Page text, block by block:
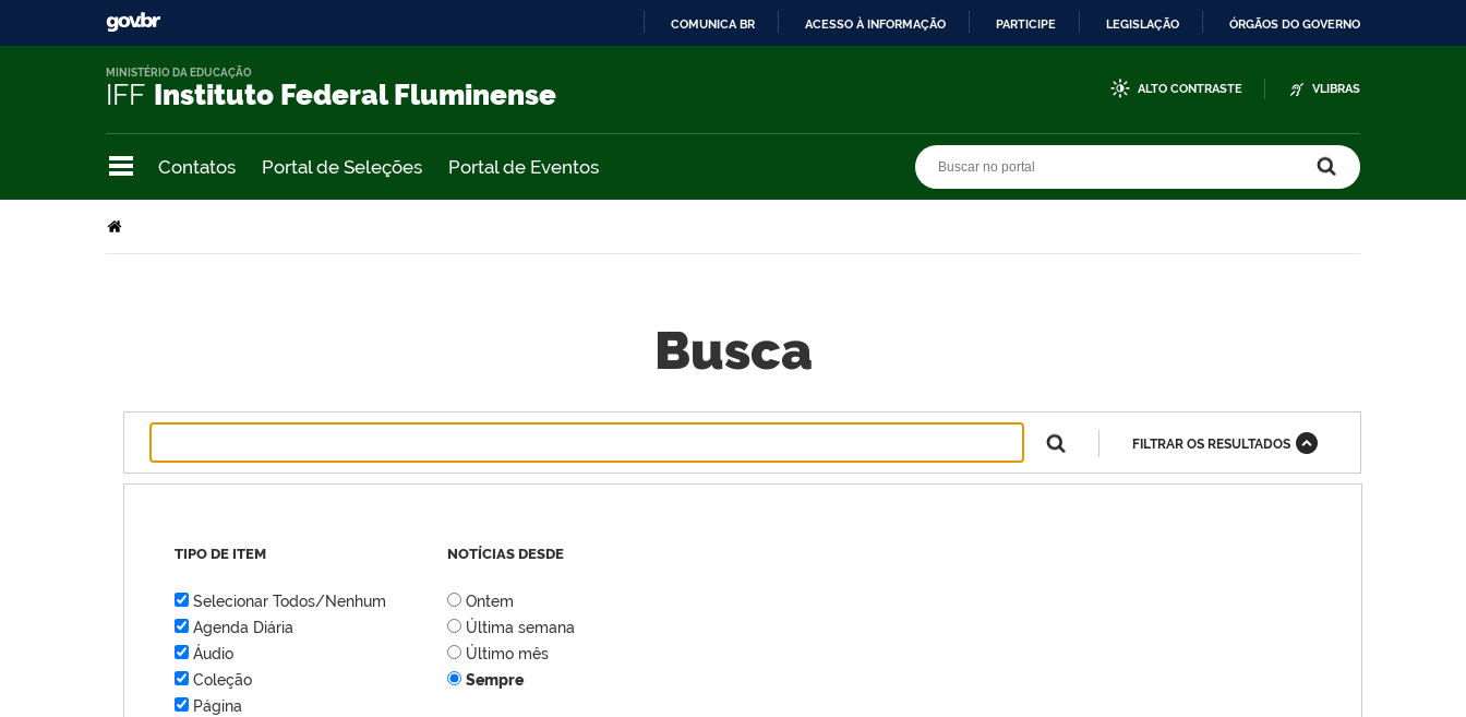
COMUNICA BR ACESSO À INFORMAÇÃO PARTICIPE LEGISLAÇÃO ÓRGÃOS DO GOVERNO
IFF Instituto Federal Fluminense
MINISTÉRIO DA EDUCAÇÃO
ALTO CONTRASTE VLIBRAS
Contatos Portal de Seleções Portal de Eventos
Busca
FILTRAR OS RESULTADOS
TIPO DE ITEM
Selecionar Todos/Nenhum
Agenda Diária
Áudio
Coleção
Página
NOTÍCIAS DESDE
Ontem
Última semana
Último mês
Sempre